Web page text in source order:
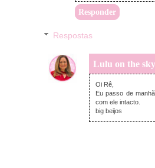
Responder
Respostas
Lulu on the sky
quinta-
Oi Rê,
Eu passo de
com ele intacto.
big beijos